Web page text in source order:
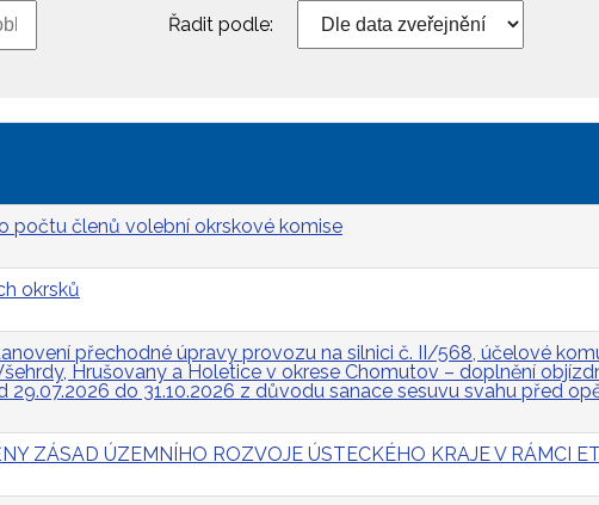
Řadit podle:
počtu členů volební okrskové komise
okrsků
přechodné úpravy provozu na silnici č. II/568, účelové
Hrušovany a Holetice v okrese Chomutov – doplnění
do 31.10.2026 z důvodu sanace sesuvu svahu před
ZÁSAD ÚZEMNÍHO ROZVOJE ÚSTECKÉHO KRAJE V RÁMCI